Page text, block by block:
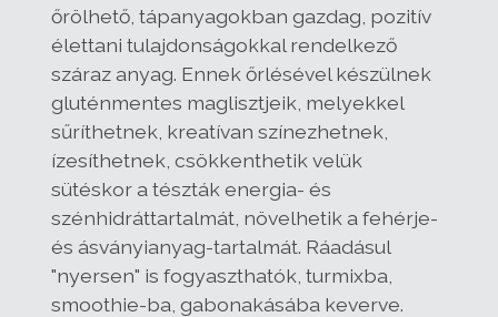
őrölhető, tápanyagokban gazdag, pozitív
élettani tulajdonságokkal rendelkező
száraz anyag. Ennek őrlésével készülnek
gluténmentes maglisztjeik, melyekkel
sűríthetnek, kreatívan színezhetnek,
ízesíthetnek, csökkenthetik velük
sütéskor a tészták energia- és
szénhidráttartalmát, növelhetik a fehérje-
és ásványianyag-tartalmát. Ráadásul
"nyersen" is fogyaszthatók, turmixba,
smoothie-ba, gabonakásába keverve.